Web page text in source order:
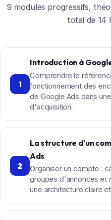
9 modules progressifs,
total de 14
1
Introduction à
Comprendre le
fonctionnement des
de Google Ads dans
d'acquisition.
2
La structure d'un
Ads
Organiser un compte :
groupes d'annonces et
une architecture claire